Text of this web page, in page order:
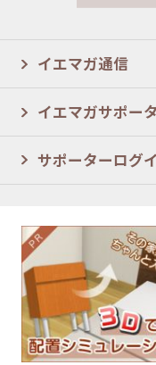
イエマガ通信
イエマガサポー
サポーターログ